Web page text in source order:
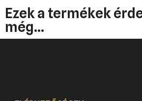
Ezek a termékek
még...